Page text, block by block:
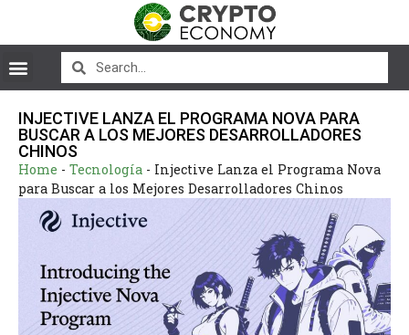
INJECTIVE LANZA EL PROGRAMA NOVA PARA
BUSCAR A LOS MEJORES DESARROLLADORES
CHINOS
Home - Tecnología - Injective Lanza el Programa Nova
para Buscar a los Mejores Desarrolladores Chinos